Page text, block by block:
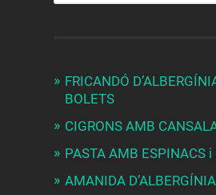
FRICANDÓ
BOLETS
CIGRONS AMB
PASTA AMB ESPINACS
AMANIDA